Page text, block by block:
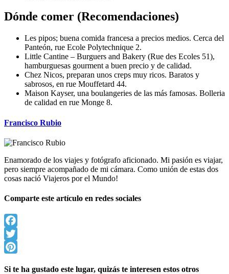
Dónde comer (Recomendaciones)
Les pipos; buena comida francesa a precios medios. Cerca del
Panteón, rue Ecole Polytechnique 2.
Little Cantine – Burguers and Bakery (Rue des Ecoles 51),
hamburguesas gourment a buen precio y de calidad.
Chez Nicos, preparan unos creps muy ricos. Baratos y
sabrosos, en rue Mouffetard 44.
Maison Kayser, una boulangeries de las más famosas. Bolleria
de calidad en rue Monge 8.
Francisco Rubio
Enamorado de los viajes y fotógrafo aficionado. Mi pasión es viajar,
pero siempre acompañado de mi cámara. Como unión de estas dos
cosas nació Viajeros por el Mundo!
Comparte este artículo en redes sociales
Facebook
Twitter
Si te ha gustado este lugar, quizás te interesen estos otros